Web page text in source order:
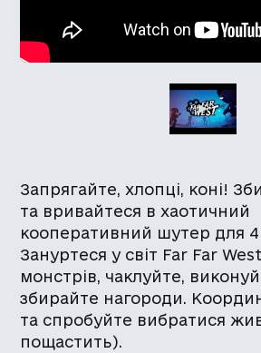
Запрягайте, хлопці, коні!
та вривайтеся в хаотичний
кооперативний шутер для 4
Зануртеся у світ Far Far
монстрів, чаклуйте,
збирайте нагороди.
та спробуйте вибратися
пощастить).